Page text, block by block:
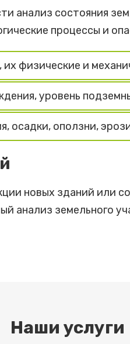
анализ состояния
процессы и
их физические и
уровень
осадки, оползни,
новых зданий или
анализ земельного
Наши услуги